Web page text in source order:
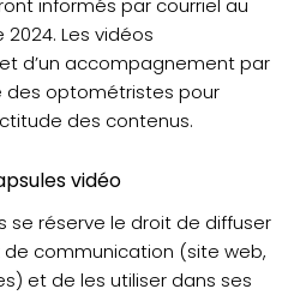
informés par courriel au
Les vidéos
d’un accompagnement par
des optométristes pour
des contenus.
vidéo
se réserve le droit de diffuser
de communication (site web,
et de les utiliser dans ses